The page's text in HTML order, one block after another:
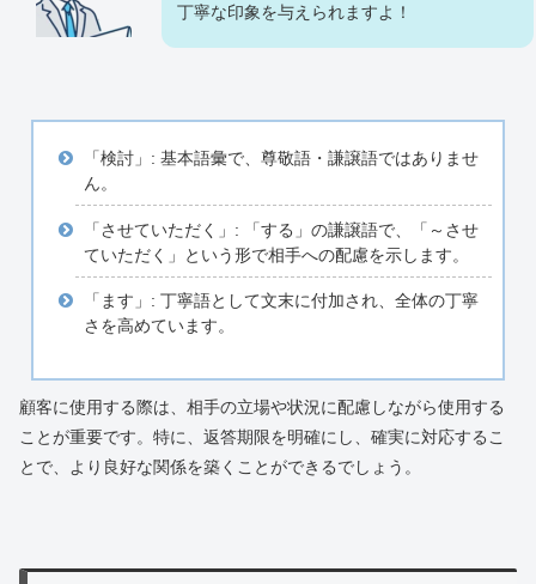
丁寧な印象を与えられますよ！
「検討」: 基本語彙で、尊敬語・謙譲語ではありませ
ん。
「させていただく」: 「する」の謙譲語で、「～させ
ていただく」という形で相手への配慮を示します。
「ます」: 丁寧語として文末に付加され、全体の丁寧
さを高めています。
顧客に使用する際は、相手の立場や状況に配慮しながら使用する
ことが重要です。特に、返答期限を明確にし、確実に対応するこ
とで、より良好な関係を築くことができるでしょう。